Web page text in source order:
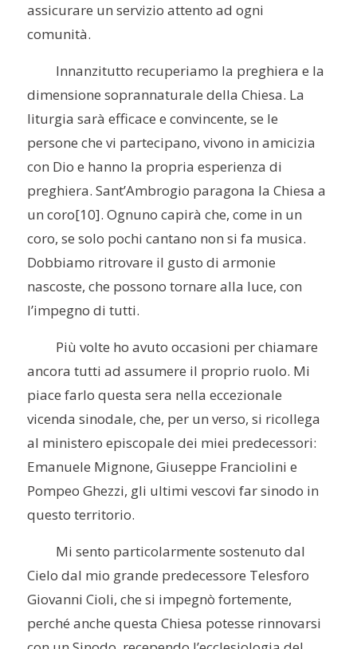
assicurare un servizio attento ad ogni
comunità.
Innanzitutto recuperiamo la preghiera e la
dimensione soprannaturale della Chiesa. La
liturgia sarà efficace e convincente, se le
persone che vi partecipano, vivono in amicizia
con Dio e hanno la propria esperienza di
preghiera. Sant’Ambrogio paragona la Chiesa a
un coro[10]. Ognuno capirà che, come in un
coro, se solo pochi cantano non si fa musica.
Dobbiamo ritrovare il gusto di armonie
nascoste, che possono tornare alla luce, con
l’impegno di tutti.
Più volte ho avuto occasioni per chiamare
ancora tutti ad assumere il proprio ruolo. Mi
piace farlo questa sera nella eccezionale
vicenda sinodale, che, per un verso, si ricollega
al ministero episcopale dei miei predecessori:
Emanuele Mignone, Giuseppe Franciolini e
Pompeo Ghezzi, gli ultimi vescovi far sinodo in
questo territorio.
Mi sento particolarmente sostenuto dal
Cielo dal mio grande predecessore Telesforo
Giovanni Cioli, che si impegnò fortemente,
perché anche questa Chiesa potesse rinnovarsi